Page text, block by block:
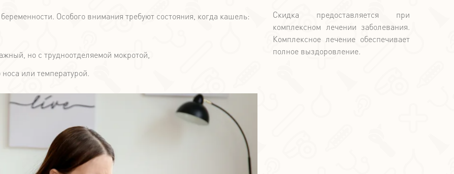
Особого внимания требуют состояния, когда кашель:
но с трудноотделяемой мокротой,
или температурой.
Скидка предоставляется при
комплексном лечении заболевания.
Комплексное лечение обеспечивает
полное выздоровление.